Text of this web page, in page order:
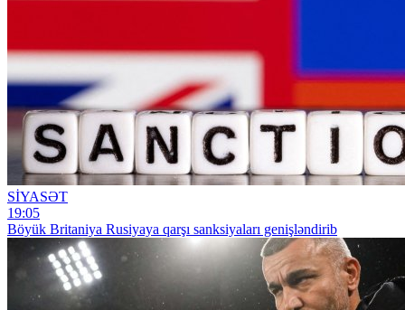
SİYASƏT
19:05
Böyük Britaniya Rusiyaya qarşı sanksiyaları genişləndirib